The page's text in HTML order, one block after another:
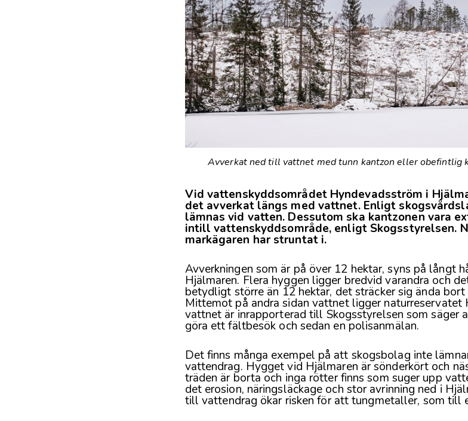
Avverkat ned till vattnet med tunn kantzon eller obefintlig
Vid vattenskyddsområdet Hyndevadsström i
det avverkat längs med vattnet. Enligt
lämnas vid vatten. Dessutom ska kantzonen vara
intill vattenskyddsområde, enligt Skogsstyrelsen.
markägaren har struntat i.
Avverkningen som är på över 12 hektar, syns på långt
Hjälmaren. Flera hyggen ligger bredvid varandra och
betydligt större än 12 hektar, det sträcker sig ända
Mittemot på andra sidan vattnet ligger naturreservatet
vattnet är inrapporterad till Skogsstyrelsen som säger
göra ett fältbesök och sedan en polisanmälan.
Det finns många exempel på att skogsbolag inte
vattendrag. Hygget vid Hjälmaren är sönderkört och
träden är borta och inga rötter finns som suger upp
det erosion, näringsläckage och stor avrinning ned i
till vattendrag ökar risken för att tungmetaller, som till